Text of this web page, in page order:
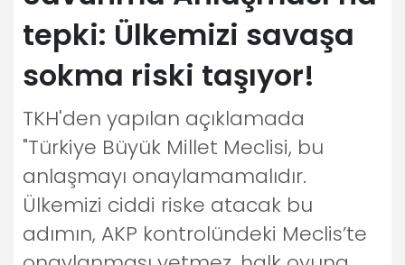
tepki: Ülkemizi savaşa
sokma riski taşıyor!
TKH'den yapılan açıklamada
"Türkiye Büyük Millet Meclisi, bu
anlaşmayı onaylamamalıdır.
Ülkemizi ciddi riske atacak bu
adımın, AKP kontrolündeki Meclis’te